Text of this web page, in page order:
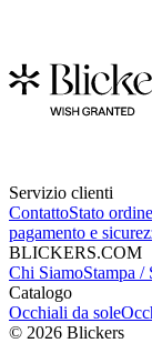
Servizio clienti
ContattoStato ordine
pagamento e
BLICKERS.COM
Chi SiamoStampa /
Catalogo
Occhiali da sole
© 2026 Blickers